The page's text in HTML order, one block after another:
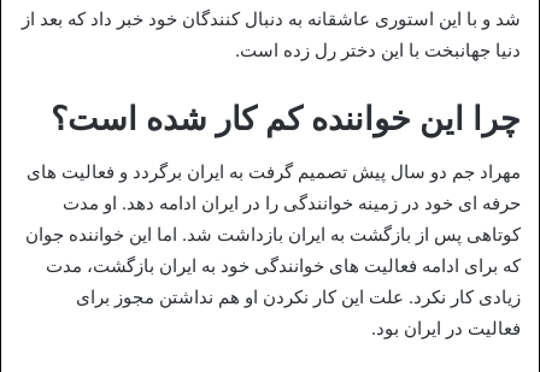
شد و با این استوری عاشقانه به دنبال کنندگان خود خبر داد که بعد از
دنیا جهانبخت با این دختر رل زده است.
چرا این خواننده کم کار شده است؟
مهراد جم دو سال پیش تصمیم گرفت به ایران برگردد و فعالیت های
حرفه ای خود در زمینه خوانندگی را در ایران ادامه دهد. او مدت
کوتاهی پس از بازگشت به ایران بازداشت شد. اما این خواننده جوان
که برای ادامه فعالیت های خوانندگی خود به ایران بازگشت، مدت
زیادی کار نکرد. علت این کار نکردن او هم نداشتن مجوز برای
فعالیت در ایران بود.